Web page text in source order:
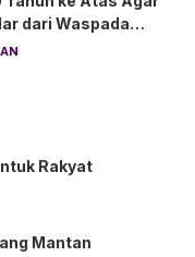
dari Waspada
Rakyat
Mantan